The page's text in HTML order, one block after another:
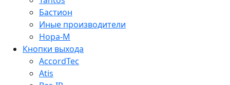
Бастион
Иные производители
Нора-М
Кнопки выхода
AccordTec
Atis